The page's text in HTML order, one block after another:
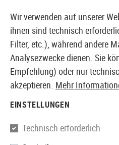
EUROPÄISCHER AIRSOFT
Blackhawk
Wir verwenden auf unserer
ihnen sind technisch
Filter, etc.), während andere
Analysezwecke dienen. Sie
Empfehlung) oder nur
akzeptieren. Mehr
EINSTELLUNGEN
Technisch erforderlich